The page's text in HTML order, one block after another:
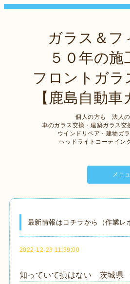
ガラス＆フ
５０年の施
フロントガラ
【鹿島自動車
個人の方も 法人の
車のガラス交換・建築ガラス交
ウインドリペア・建物ガ
ヘッドライトコーテイン
メニ
最新情報はコチラから（作業レ
2022-12-23 11:39:00
知っていて損はない 茨城県